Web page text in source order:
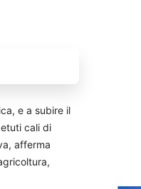
e a subire il
cali di
afferma